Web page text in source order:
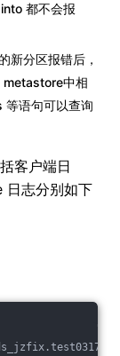
都不会报
新分区报错后，
中相
语句可以查询
客户端日
志分别如下
test0317